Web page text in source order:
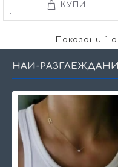
КУПИ
Показани 1
НАЙ-РАЗГЛЕЖДАНИ